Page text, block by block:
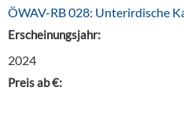
ÖWAV-RB 028: Unterirdische
Erscheinungsjahr:
2024
Preis ab €: